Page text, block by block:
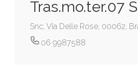
Tras.mo.ter.07
Snc, Via Delle Rose, 00062,
06 9987588